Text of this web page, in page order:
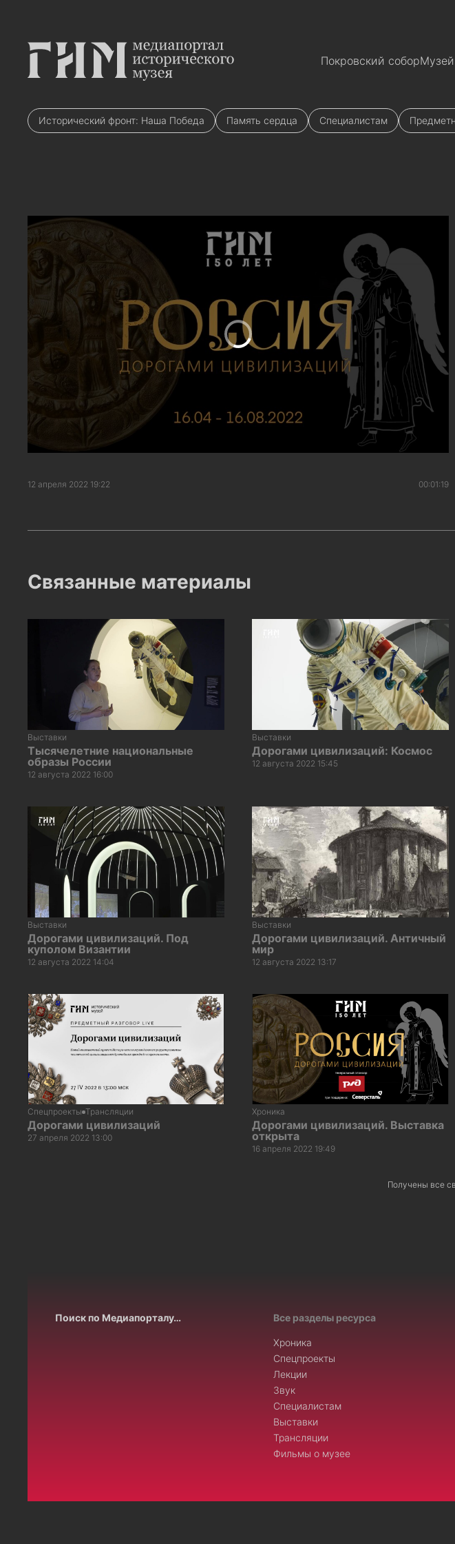
Покровский собор
Исторический фронт: Наша Победа Память сердца Специалистам
12 апреля 2022 19:22 00:01:19
Связанные материалы
Выставки
Тысячелетние национальные
образы России
12 августа 2022 16:00
Выставки
Дорогами цивилизаций: Космос
12 августа 2022 15:45
Выставки
Дорогами цивилизаций. Под
куполом Византии
12 августа 2022 14:04
Выставки
Дорогами цивилизаций. Античный
мир
12 августа 2022 13:17
Спецпроекты Трансляции
Дорогами цивилизаций
27 апреля 2022 13:00
Хроника
Дорогами цивилизаций. Выставка
открыта
16 апреля 2022 19:49
Получены все
Поиск по Медиапорталу… Все разделы ресурса
Хроника
Спецпроекты
Лекции
Звук
Специалистам
Выставки
Трансляции
Фильмы о музее